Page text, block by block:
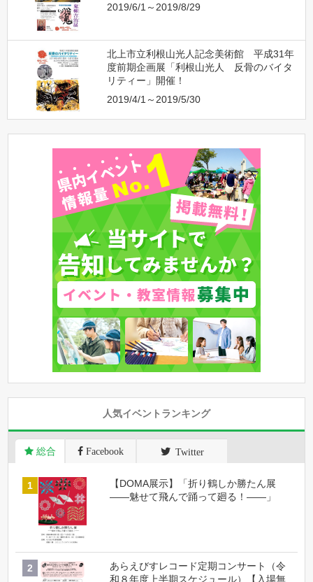
2019/6/1～2019/8/29
北上市立利根山光人記念美術館 平成31年
度前期企画展「利根山光人 反骨のバイタ
リティー」開催！
2019/4/1～2019/5/30
人気イベントランキング
総合 Facebook Twitter
【DOMA展示】「折り鶴しか勝たん展
――魅せて飛んで踊って廻る！――」
あらえびすレコード定期コンサート（令
和８年度上半期スケジュール）【入場無